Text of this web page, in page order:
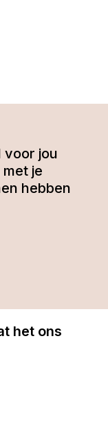
voor jou
je
hebben
het ons